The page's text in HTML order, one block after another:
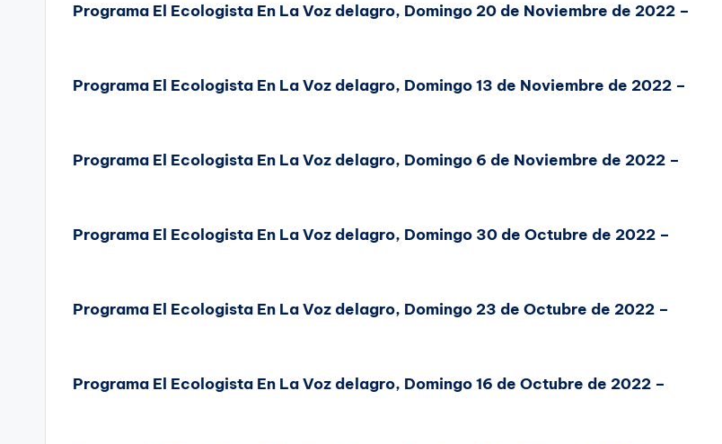
Programa El Ecologista En La Voz delagro, Domingo 20 de Noviembre de 2022 –
Programa El Ecologista En La Voz delagro, Domingo 13 de Noviembre de 2022 –
Programa El Ecologista En La Voz delagro, Domingo 6 de Noviembre de 2022 –
Programa El Ecologista En La Voz delagro, Domingo 30 de Octubre de 2022 –
Programa El Ecologista En La Voz delagro, Domingo 23 de Octubre de 2022 –
Programa El Ecologista En La Voz delagro, Domingo 16 de Octubre de 2022 –